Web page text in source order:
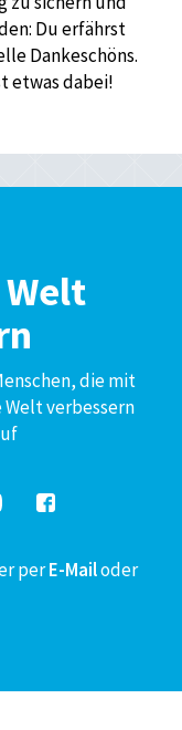
Du erfährst
Dankeschöns.
etwas dabei!
die mit
verbessern
perE-Mailoder